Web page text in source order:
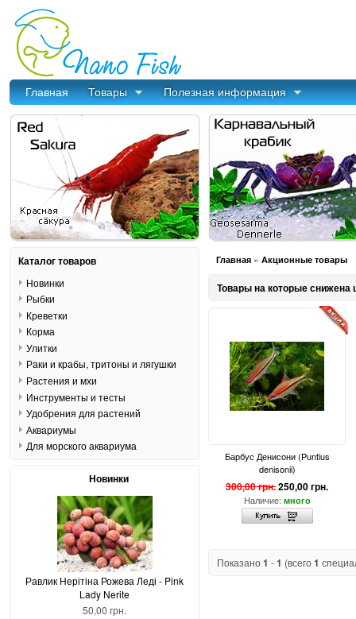
Главная Товары Полезная информация
Главная » Акционные товары
Товары на которые снижена
Барбус Денисони (Puntius
denisonii)
300,00 грн.250,00 грн.
Наличие: много
Показано1 -1 (всего1
Каталог товаров
Новинки
Рыбки
Креветки
Корма
Улитки
Раки и крабы, тритоны и лягушки
Растения и мхи
Инструменты и тесты
Удобрения для растений
Аквариумы
Для морского аквариума
Новинки
Равлик Нерітіна Рожева Леді - Pink
Lady Nerite
50,00 грн.